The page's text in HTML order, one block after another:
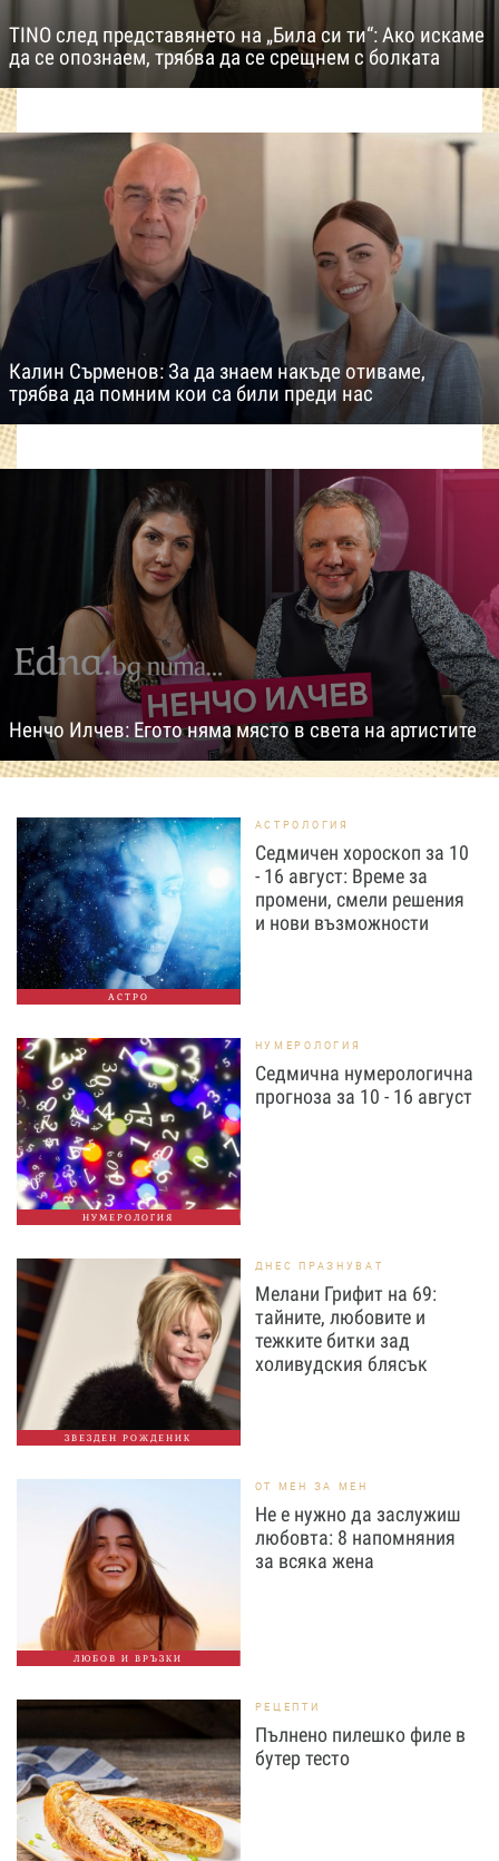
TINO след представянето на „Била си ти“: Ако искаме
да се опознаем, трябва да се срещнем с болката
Калин Сърменов: За да знаем накъде отиваме,
трябва да помним кои са били преди нас
Ненчо Илчев: Егото няма място в света на артистите
АСТРО
АСТРОЛОГИЯ
Седмичен хороскоп за 10
- 16 август: Време за
промени, смели решения
и нови възможности
НУМЕРОЛОГИЯ
НУМЕРОЛОГИЯ
Седмична нумерологична
прогноза за 10 - 16 август
ЗВЕЗДЕН РОЖДЕНИК
ДНЕС ПРАЗНУВАТ
Мелани Грифит на 69:
тайните, любовите и
тежките битки зад
холивудския блясък
ЛЮБОВ И ВРЪЗКИ
ОТ МЕН ЗА МЕН
Не е нужно да заслужиш
любовта: 8 напомняния
за всяка жена
РЕЦЕПТИ
Пълнено пилешко филе в
бутер тесто